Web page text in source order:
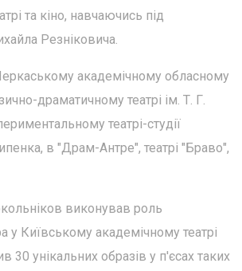
та кіно, навчаючись під
Резніковича.
академічному обласному
драматичному театрі ім. Т. Г.
театрі-студії
в "Драм-Антре", театрі "Браво",
виконував роль
у Київському академічному театрі
30 унікальних образів у п'єсах таких